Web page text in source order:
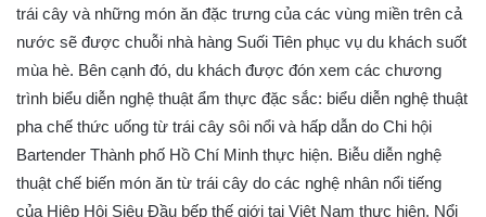
trái cây và những món ăn đặc trưng của các vùng miền trên cả
nước sẽ được chuỗi nhà hàng Suối Tiên phục vụ du khách suốt
mùa hè. Bên cạnh đó, du khách được đón xem các chương
trình biểu diễn nghệ thuật ẩm thực đặc sắc: biểu diễn nghệ thuật
pha chế thức uống từ trái cây sôi nổi và hấp dẫn do Chi hội
Bartender Thành phố Hồ Chí Minh thực hiện. Biễu diễn nghệ
thuật chế biến món ăn từ trái cây do các nghệ nhân nổi tiếng
của Hiệp Hội Siêu Đầu bếp thế giới tại Việt Nam thực hiện. Nổi